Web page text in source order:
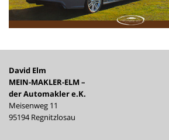
David Elm
MEIN-MAKLER-ELM –
der Automakler e.K.
Meisenweg 11
95194 Regnitzlosau